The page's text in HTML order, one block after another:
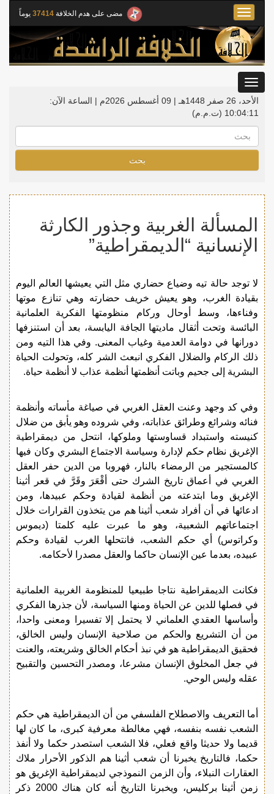
مضى على هدم الخلافة 37414 يوماً
Toggle
navigation
الأحد، 26 صفر 1448هـ | 09 أغسطس 2026م |
الساعة الآن:
10:04:12 (ت.م.م)
بحث
المسألة الغربية وجذور الكارثة
الإنسانية “الديمقراطية”
لا توجد حالة تيه وضياع حضاري مثل التي يعيشها العالم اليوم
بقيادة الغرب، وهو يعيش خريف حضارته وهي تنازع موتها
وفناءها، وسط أوحال وركام منظومتها الفكرية العلمانية
البائسة وتحت أثقال ماديتها الجافة اليابسة، بعد أن استنزفها
دورانها في دوامة العدمية وغياب المعنى. وفي هذا التيه ومن
ذلك الركام والضلال الفكري انبعث الشر كله، وتحولت الحياة
البشرية إلى جحيم وباتت أنظمتها أنظمة عذاب لا أنظمة حياة.
وفي كد وجهد وعنت العقل الغربي في صياغة مأساته وأنظمة
فنائه وشرائع وطرائق عذاباته، وفي شروده وهو يأبق من ضلال
كنيسته واستبداد قساوستها وملوكها، انتحل من ديمقراطية
الإغريق نظام حكم لإدارة وسياسة الاجتماع البشري وكان فيها
كالمستجير من الرمضاء بالنار، فهروبا من الدين حفر العقل
الغربي في أعماق تاريخ الشرك حتى أقْعَرَ وقَرَّ في قعر أثينا
الإغريق وما ابتدعته من أنظمة لقيادة وحكم عبيدها، ومن
ادعائها في أن أفراد شعب أثينا هم من يتخذون القرارات خلال
اجتماعاتهم الشعبية، وهو ما عبرت عليه كلمتا (ديموس
وكراتوس) أي حكم الشعب، فانتحلها الغرب لقيادة وحكم
عبيده، بعدما عين الإنسان حاكما والعقل مصدرا لأحكامه.
فكانت الديمقراطية نتاجا طبيعيا للمنظومة الغربية العلمانية
في فصلها للدين عن الحياة ومنها السياسة، لأن جذرها الفكري
وأساسها العقدي العلماني لا يحتمل إلا تفسيرا ومعنى واحدا،
من أن التشريع والحكم من صلاحية الإنسان وليس الخالق،
فحقيق الديمقراطية هو في نبذ أحكام الخالق وشريعته، والعنت
في جعل المخلوق الإنسان مشرعا، ومصدر التحسين والتقبيح
عقله وليس الوحي.
أما التعريف والاصطلاح الفلسفي من أن الديمقراطية هي حكم
الشعب نفسه بنفسه، فهي مغالطة معرفية كبرى، ما كان لها
قديما ولا حديثا واقع فعلي، فلا الشعب استصدر حكما ولا أنفذ
حكما، فالتاريخ يخبرنا أن شعب أثينا هم الذكور الأحرار ملاك
العقارات النبلاء، وأن الزمن النموذجي لديمقراطية الإغريق هو
زمن أثينا بركليس، ويخبرنا التاريخ أنه كان هناك 2000 ذكر